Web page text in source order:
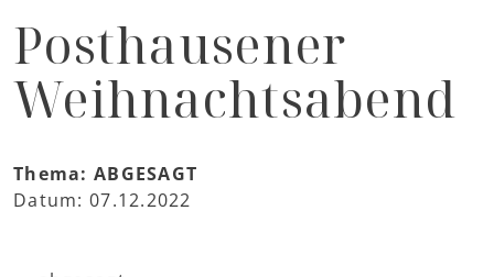
Posthausener
Weihnachtsabend
Thema: ABGESAGT
Datum: 07.12.2022